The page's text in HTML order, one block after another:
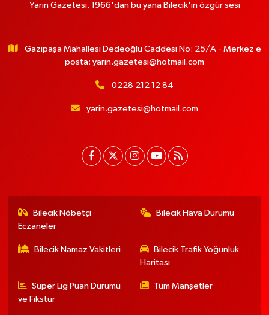
Yarın Gazetesi. 1966'dan bu yana Bilecik'in özgür sesi
Gazipaşa Mahallesi Dedeoğlu Caddesi No: 25/A - Merkez e
posta: yarin.gazetesi@hotmail.com
0228 212 12 84
yarin.gazetesi@hotmail.com
Bilecik Nöbetçi
Eczaneler
Bilecik Hava Durumu
Bilecik Namaz Vakitleri
Bilecik Trafik Yoğunluk
Haritası
Süper Lig Puan Durumu
ve Fikstür
Tüm Manşetler